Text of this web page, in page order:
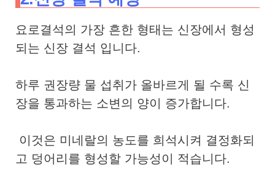
요로결석의 가장 흔한 형태는 신장에서 형성
되는 신장 결석 입니다.
하루 권장량 물 섭취가 올바르게 될 수록 신
장을 통과하는 소변의 양이 증가합니다.
이것은 미네랄의 농도를 희석시켜 결정화되
고 덩어리를 형성할 가능성이 적습니다.